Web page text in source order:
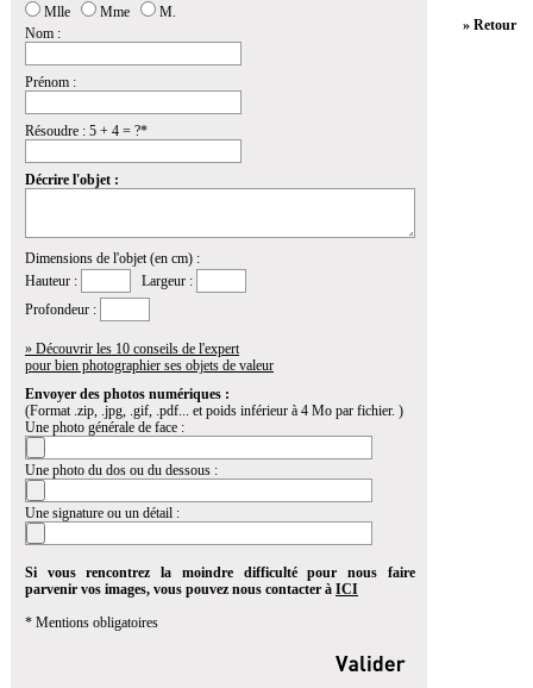
Mlle
Mme
M.
Nom :
Prénom :
Résoudre : 5 + 4 = ?*
Décrire l'objet :
Dimensions de l'objet (en cm) :
Hauteur :
Largeur :
Profondeur :
» Découvrir les 10 conseils de l'expert
pour bien photographier ses objets de valeur
Envoyer des photos numériques :
(Format .zip, .jpg, .gif, .pdf... et poids inférieur à 4 Mo par fichier. )
Une photo générale de face :
Une photo du dos ou du dessous :
Une signature ou un détail :
Si vous rencontrez la moindre difficulté pour nous faire
parvenir vos images, vous pouvez nous contacter à ICI
* Mentions obligatoires
» Retour